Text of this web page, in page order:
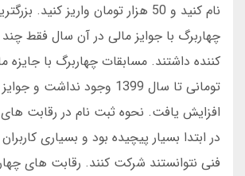
نام کنید و 50 هزار تومان واریز
چهاربرگ با جوایز مالی در آن سال فقط
تومانی تا سال 1399 وجود نداشت و
افزایش یافت. نحوه ثبت نام در رقابت های
در ابتدا بسیار پیچیده بود و بسیاری
فنی نتوانستند شرکت کنند. رقابت های